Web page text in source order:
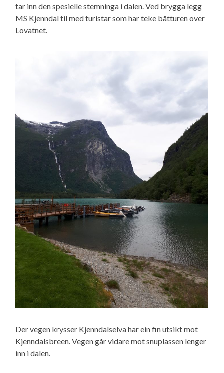
tar inn den spesielle stemninga i dalen. Ved brygga legg
MS Kjenndal til med turistar som har teke båtturen over
Lovatnet.
Der vegen krysser Kjenndalselva har ein fin utsikt mot
Kjenndalsbreen. Vegen går vidare mot snuplassen lenger
inn i dalen.